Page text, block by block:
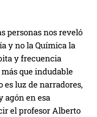
personas nos reveló
y no la Química la
y frecuencia
que indudable
es luz de narradores,
agón en esa
el profesor Alberto